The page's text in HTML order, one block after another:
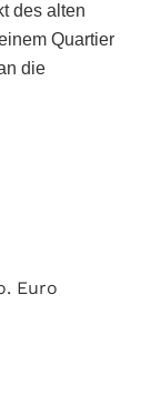
des alten
Quartier
die
Euro